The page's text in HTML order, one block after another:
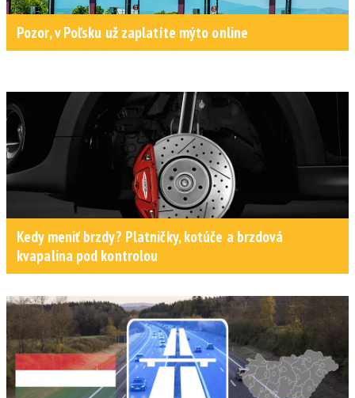
Pozor, v Poľsku už zaplatíte mýto online
Kedy meniť brzdy? Platničky, kotúče a brzdová
kvapalina pod kontrolou